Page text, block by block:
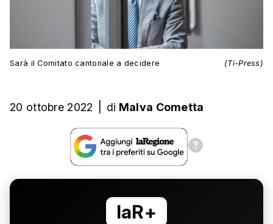
Sarà il Comitato cantonale a decidere (Ti-Press)
20 ottobre 2022 di Malva Cometta
laR+